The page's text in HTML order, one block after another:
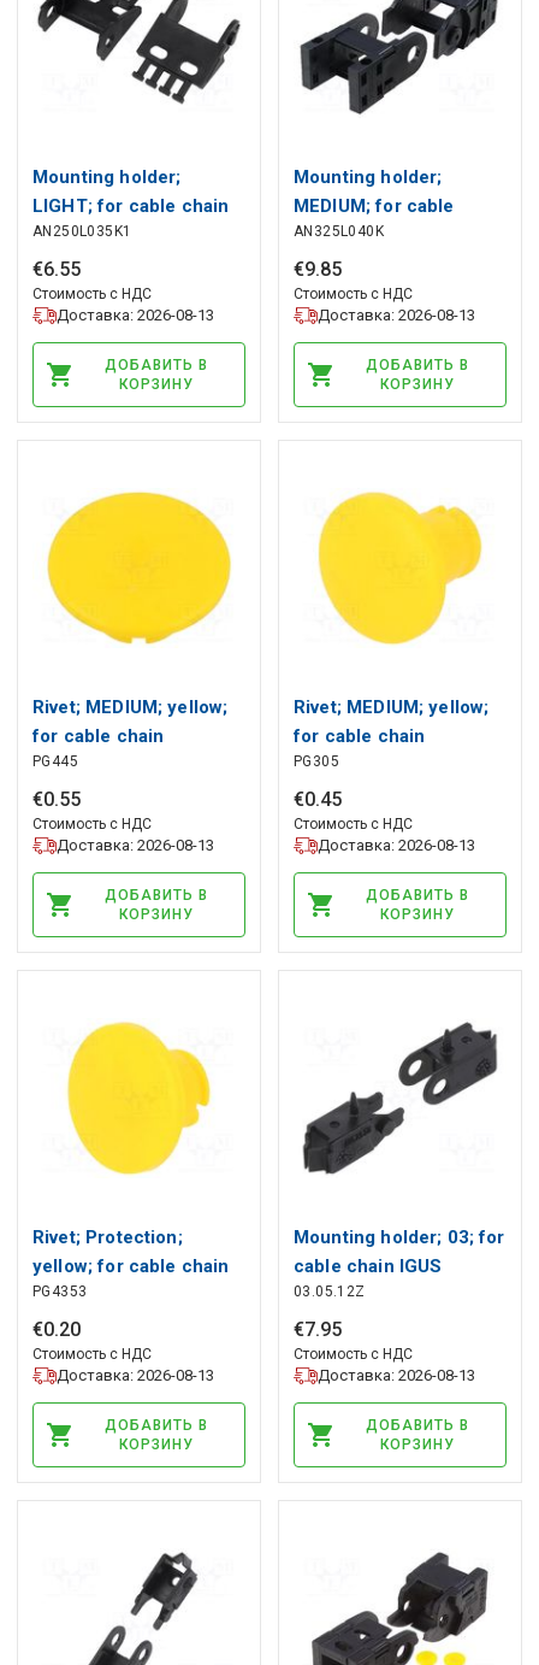
Mounting holder;
LIGHT; for cable chain
BREVETTI
AN250L035K1
€6.55
Стоимость с НДС
Доставка: 2026-08-13
ДОБАВИТЬ В
КОРЗИНУ
Mounting holder;
MEDIUM; for cable
chain BREVETTI
AN325L040K
€9.85
Стоимость с НДС
Доставка: 2026-08-13
ДОБАВИТЬ В
КОРЗИНУ
Rivet; MEDIUM; yellow;
for cable chain
BREVETTI
PG445
€0.55
Стоимость с НДС
Доставка: 2026-08-13
ДОБАВИТЬ В
КОРЗИНУ
Rivet; MEDIUM; yellow;
for cable chain
BREVETTI
PG305
€0.45
Стоимость с НДС
Доставка: 2026-08-13
ДОБАВИТЬ В
КОРЗИНУ
Rivet; Protection;
yellow; for cable chain
BREVETTI
PG4353
€0.20
Стоимость с НДС
Доставка: 2026-08-13
ДОБАВИТЬ В
КОРЗИНУ
Mounting holder; 03; for
cable chain IGUS
03.05.12Z
€7.95
Стоимость с НДС
Доставка: 2026-08-13
ДОБАВИТЬ В
КОРЗИНУ